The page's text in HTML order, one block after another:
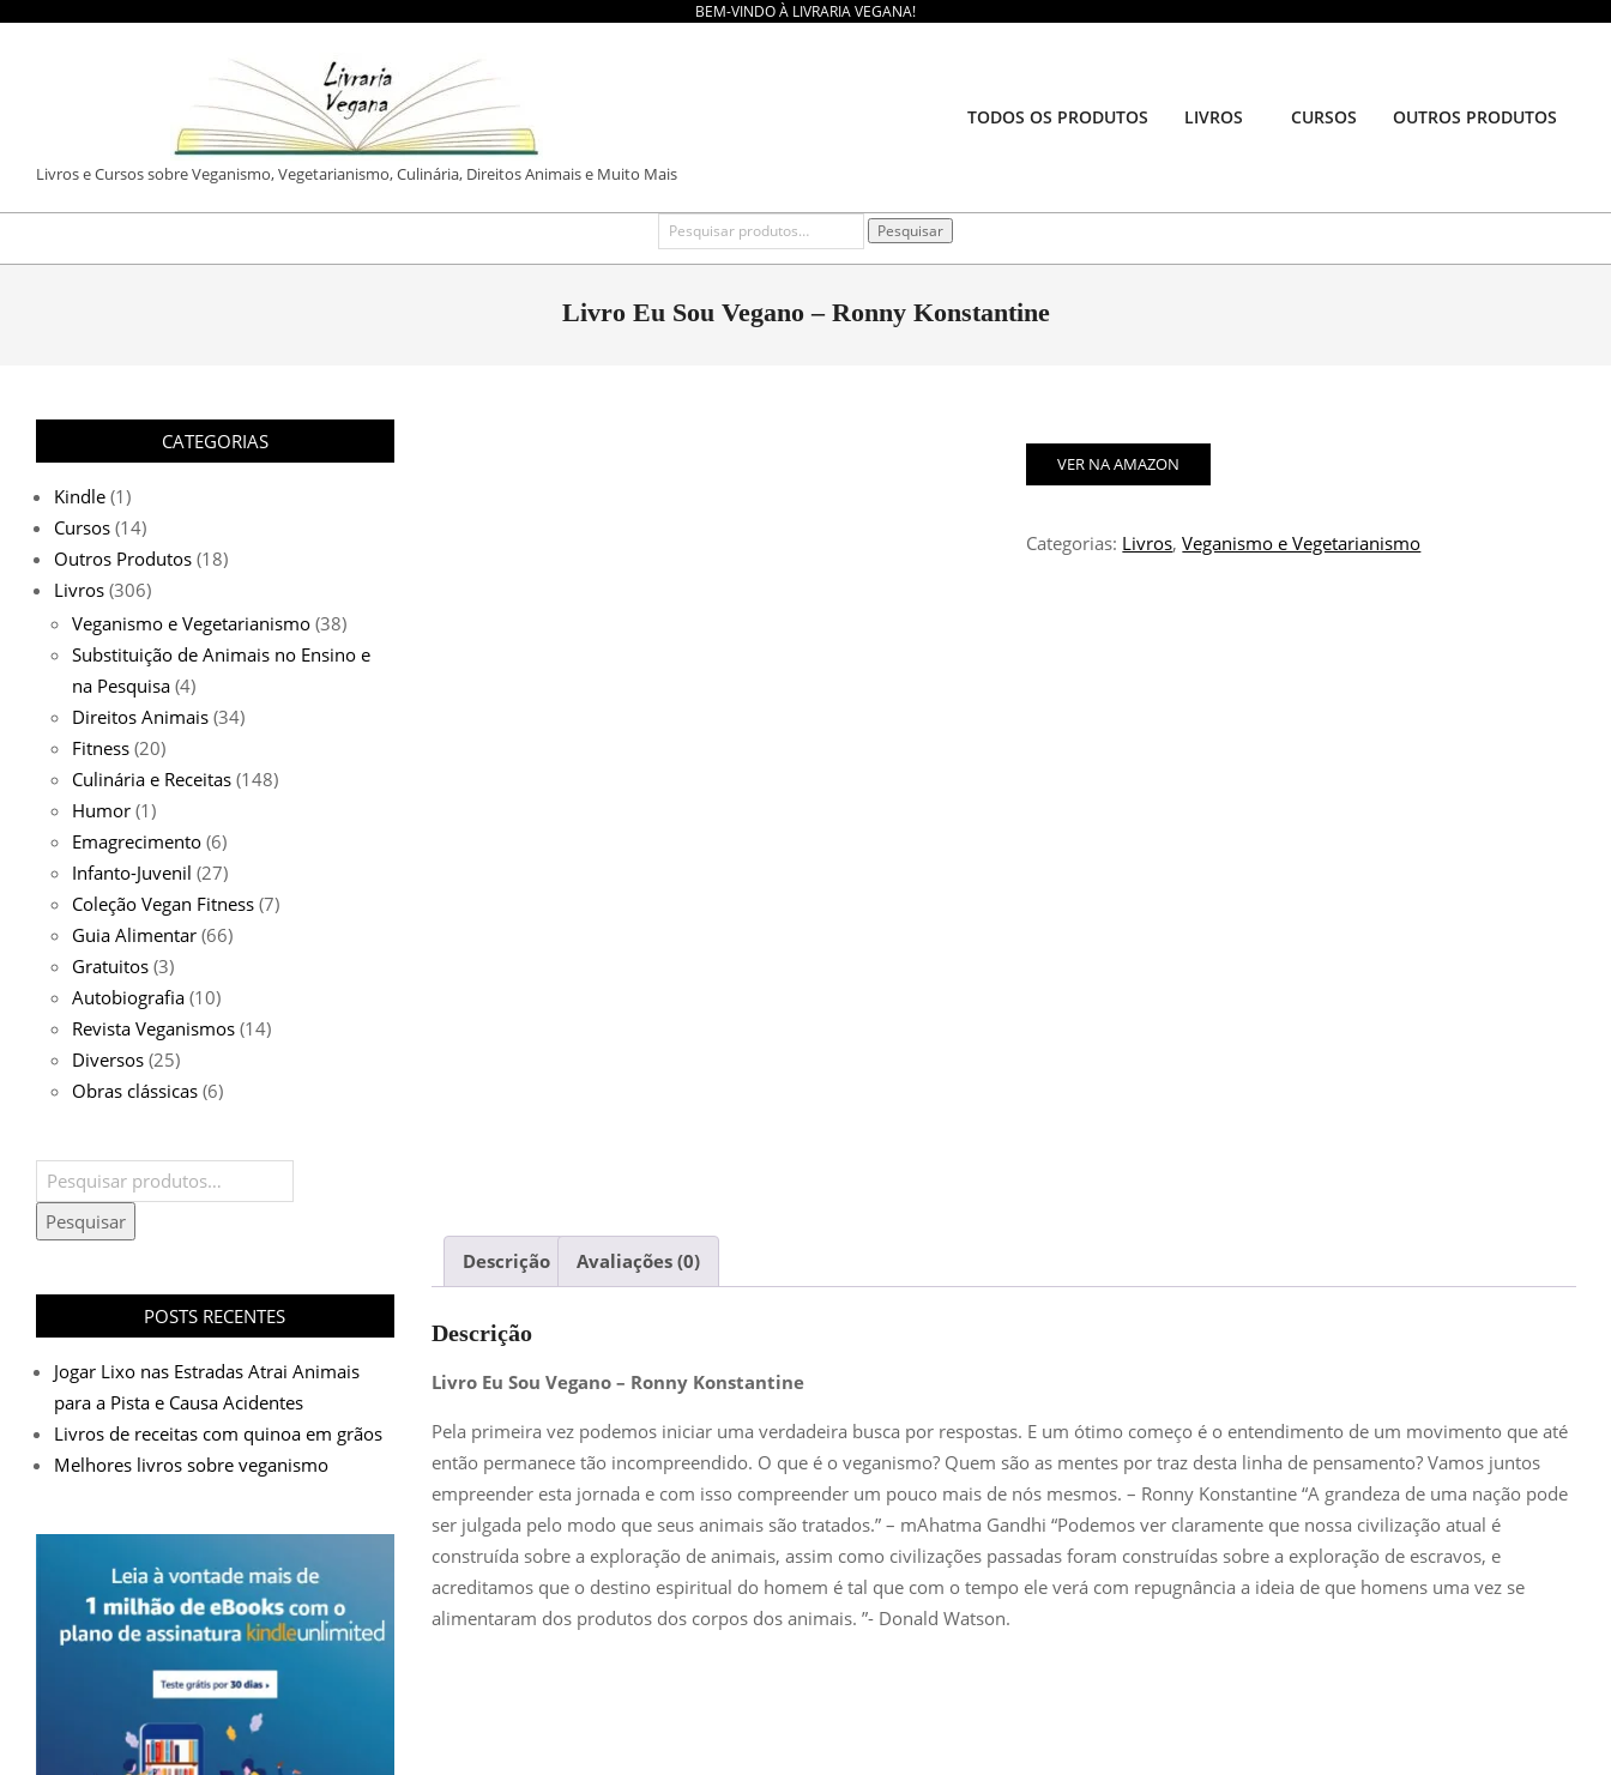
BEM-VINDO À LIVRARIA VEGANA!
LIVRARIA
VEGANA
Livros e Cursos sobre Veganismo, Vegetarianismo, Culinária, Direitos Animais e Muito Mais
TODOS OS PRODUTOS LIVROS CURSOS OUTROS PRODUTOS
Pesquisar
por:
Pesquisar
Livro Eu Sou Vegano – Ronny Konstantine
VER NA AMAZON
Categorias: Livros,Veganismo e Vegetarianismo
Descrição Avaliações (0)
Descrição
Livro Eu Sou Vegano – Ronny Konstantine
Pela primeira vez podemos iniciar uma verdadeira busca por respostas. E um ótimo começo é o entendimento de um movimento que até
então permanece tão incompreendido. O que é o veganismo? Quem são as mentes por traz desta linha de pensamento? Vamos juntos
empreender esta jornada e com isso compreender um pouco mais de nós mesmos. – Ronny Konstantine “A grandeza de uma nação pode
ser julgada pelo modo que seus animais são tratados.” – mAhatma Gandhi “Podemos ver claramente que nossa civilização atual é
construída sobre a exploração de animais, assim como civilizações passadas foram construídas sobre a exploração de escravos, e
acreditamos que o destino espiritual do homem é tal que com o tempo ele verá com repugnância a ideia de que homens uma vez se
alimentaram dos produtos dos corpos dos animais. ”- Donald Watson.
CATEGORIAS
Kindle (1)
Cursos (14)
Outros Produtos (18)
Livros (306)
Veganismo e Vegetarianismo (38)
Substituição de Animais no Ensino e
na Pesquisa (4)
Direitos Animais (34)
Fitness (20)
Culinária e Receitas (148)
Humor (1)
Emagrecimento (6)
Infanto-Juvenil (27)
Coleção Vegan Fitness (7)
Guia Alimentar (66)
Gratuitos (3)
Autobiografia (10)
Revista Veganismos (14)
Diversos (25)
Obras clássicas (6)
Pesquisar
por:
Pesquisar
POSTS RECENTES
Jogar Lixo nas Estradas Atrai Animais
para a Pista e Causa Acidentes
Livros de receitas com quinoa em grãos
Melhores livros sobre veganismo